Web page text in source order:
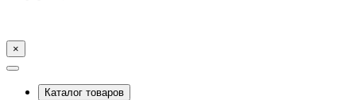
×
Каталог товаров